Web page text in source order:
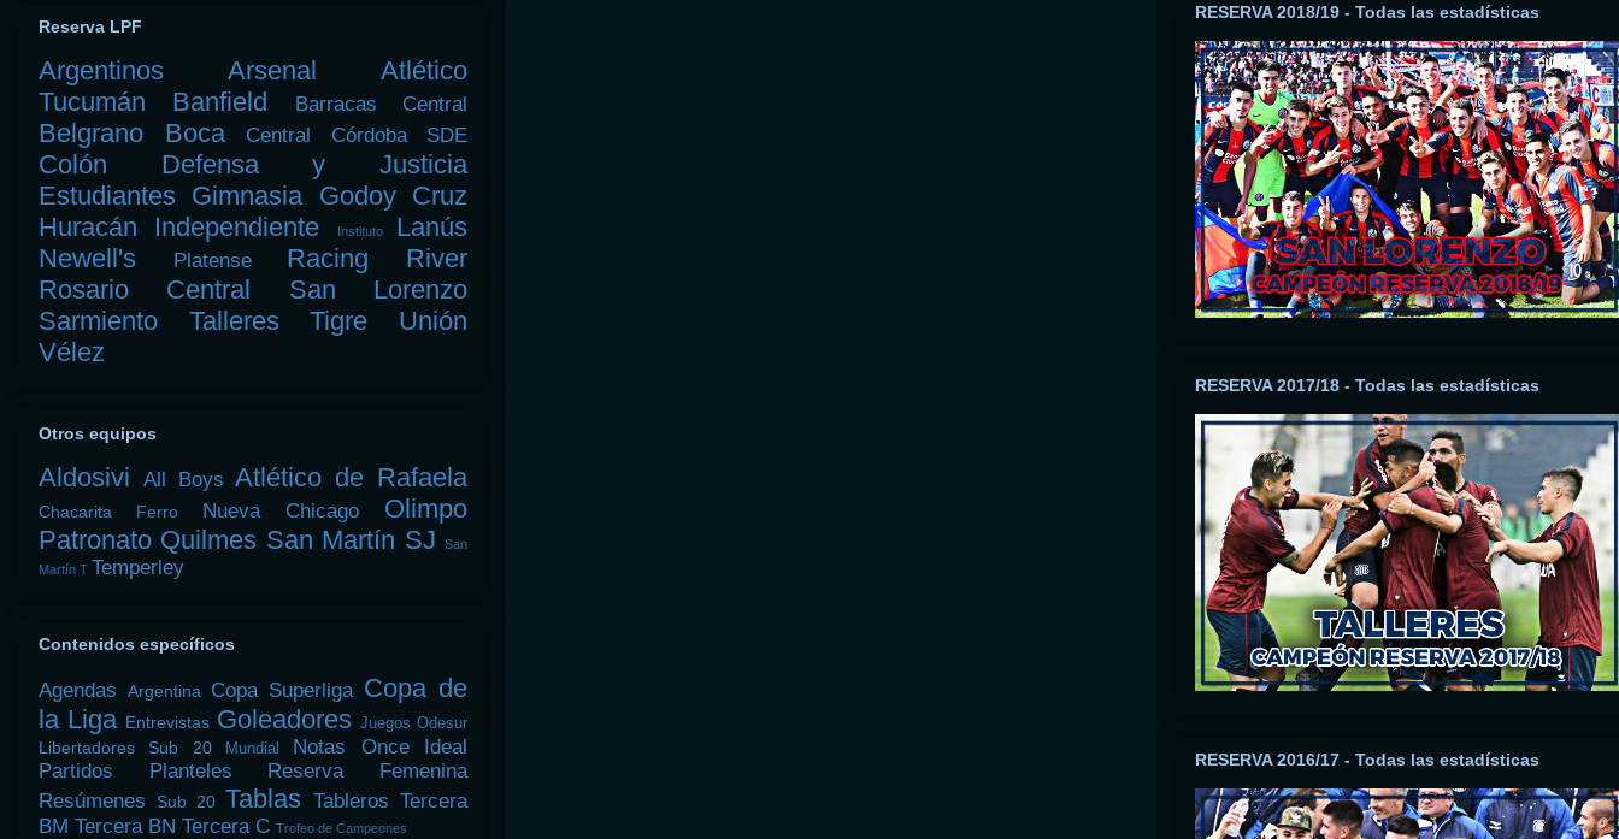
Reserva LPF
Argentinos Arsenal
Atlético
Tucumán
Banfield Barracas Central
Belgrano Boca Central Córdoba SDE
Colón
Defensa y Justicia
Estudiantes Gimnasia Godoy Cruz
Huracán
Independiente Instituto
Lanús
Newell's
Platense Racing
River
Rosario Central
San Lorenzo
Sarmiento
Talleres Tigre
Unión
Vélez
Otros equipos
Aldosivi All Boys Atlético de Rafaela
Chacarita Ferro Nueva Chicago
Olimpo
Patronato Quilmes San Martín SJ
San
Martín T Temperley
Contenidos específicos
Agendas Argentina Copa Superliga Copa de
la Liga Entrevistas Goleadores Juegos Odesur
Libertadores Sub 20 Mundial Notas
Once Ideal
Partidos
Planteles
Reserva Femenina
Resúmenes
Sub 20 Tablas Tableros Tercera
BM Tercera BN Tercera C Trofeo de Campeones
RESERVA 2018/19 - Todas las estadísticas
RESERVA 2017/18 - Todas las estadísticas
RESERVA 2016/17 - Todas las estadísticas